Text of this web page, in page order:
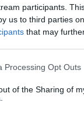
participants.
us to third parties
that may
website/app uses
or usage
to Google and its
specified
Processing Opt Outs
of the Sharing of